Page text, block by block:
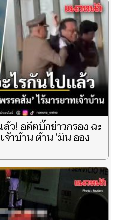
ว! อดีตบิ๊กข่าวกรอง ฉะ
จ้าบ้าน ต้าน 'มิน ออง